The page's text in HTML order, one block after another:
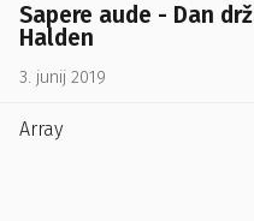
Sapere aude - Dan
Halden
3. junij 2019
Array